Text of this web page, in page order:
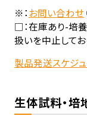
※：お問い合わせ
□：在庫あり-培
扱いを中止してお
製品発送スケジ
生体試料・培